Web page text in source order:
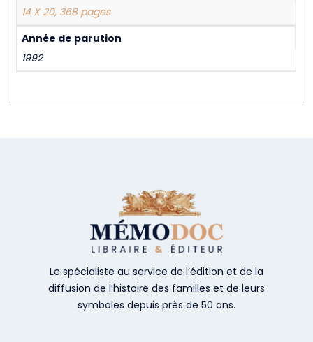
14 X 20, 368 pages
Année de parution
1992
Le spécialiste au service de l’édition et de la
diffusion de l’histoire des familles et de leurs
symboles depuis près de 50 ans.